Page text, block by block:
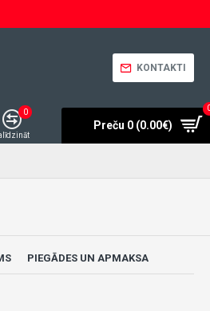
KONTAKTI
0
Preču 0 (0.00€)
PIEGĀDES UN APMAKSA